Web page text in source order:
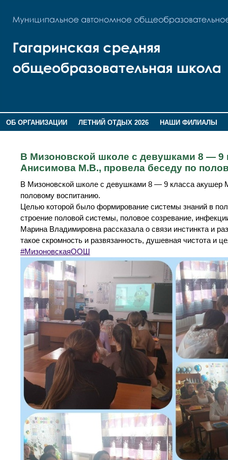
ОБ ОРГАНИЗАЦИИ ЛЕТНИЙ ОТДЫХ 2026
НАШИ ФИЛИАЛЫ
В Мизоновской школе с девушками 8 — 9
Анисимова М.В., провела беседу по
В Мизоновской школе с девушками 8 — 9 класса акушер
половому воспитанию.
Целью которой было формирование системы знаний в
строение половой системы, половое созревание,
Марина Владимировна рассказала о связи инстинкта и
такое скромность и развязанность, душевная чистота и
#МизоновскаяООШ